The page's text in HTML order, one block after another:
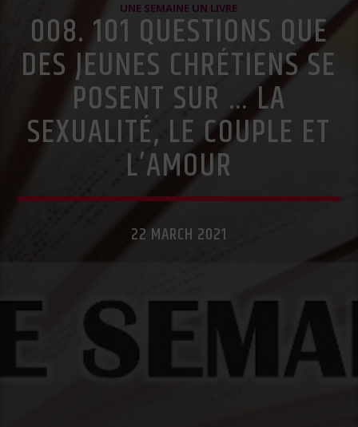
UNE SEMAINE UN LIVRE
008. 101 QUESTIONS QUE
DES JEUNES CHRÉTIENS SE
POSENT SUR … LA
SEXUALITÉ, LE COUPLE ET
L’AMOUR
22 MARCH 2021